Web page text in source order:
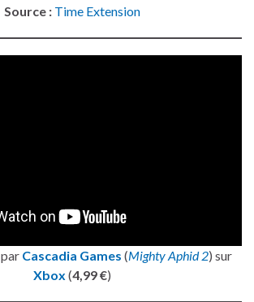
Source : Time Extension
par Cascadia Games (Mighty Aphid 2) sur
Xbox (4,99 €)